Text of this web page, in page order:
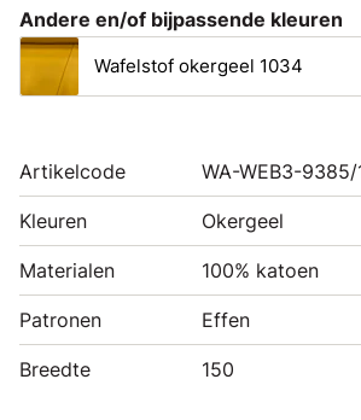
Andere en/of bijpassende kleuren
Wafelstof okergeel 1034
Artikelcode WA-WEB3-
Kleuren Okergeel
Materialen 100% katoen
Patronen Effen
Breedte 150